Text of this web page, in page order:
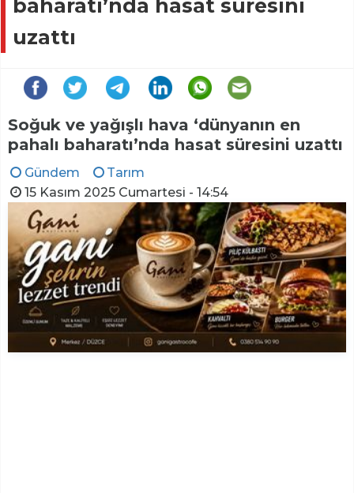
baharatı’nda hasat süresini
uzattı
Soğuk ve yağışlı hava ‘dünyanın en
pahalı baharatı’nda hasat süresini uzattı
Gündem
Tarım
15 Kasım 2025 Cumartesi - 14:54